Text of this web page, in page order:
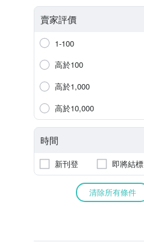
賣家評價
1-100
高於100
高於1,000
高於10,000
時間
新刊登 即將結標
清除所有條件